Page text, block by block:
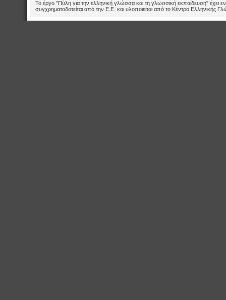
Το έργο "Πύλη για την ελληνική γλώσσα και τη γλωσσική εκπαίδευση" έχει
συγχρηματοδοτείται από την Ε.E. και υλοποιείται από το Κέντρο Ελληνικής